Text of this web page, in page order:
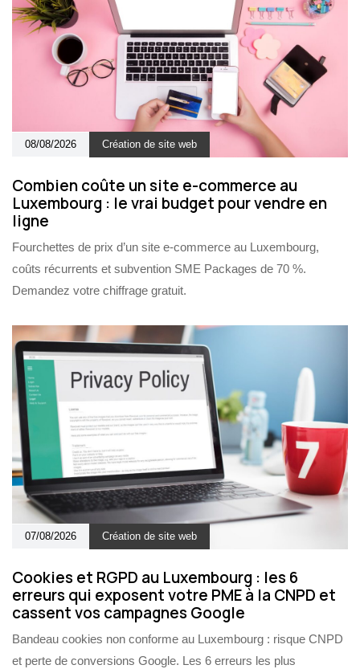
08/08/2026 Création de site web
Combien coûte un site e-commerce au
Luxembourg : le vrai budget pour vendre en
ligne
Fourchettes de prix d’un site e-commerce au Luxembourg,
coûts récurrents et subvention SME Packages de 70 %.
Demandez votre chiffrage gratuit.
07/08/2026 Création de site web
Cookies et RGPD au Luxembourg : les 6
erreurs qui exposent votre PME à la CNPD et
cassent vos campagnes Google
Bandeau cookies non conforme au Luxembourg : risque CNPD
et perte de conversions Google. Les 6 erreurs les plus